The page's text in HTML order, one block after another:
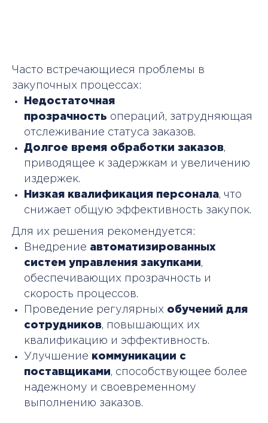
Часто встречающиеся проблемы в
закупочных процессах:
Недостаточная
прозрачность операций, затрудняющая
отслеживание статуса заказов.
Долгое время обработки заказов,
приводящее к задержкам и увеличению
издержек.
Низкая квалификация персонала, что
снижает общую эффективность закупок.
Для их решения рекомендуется:
Внедрение автоматизированных
систем управления закупками,
обеспечивающих прозрачность и
скорость процессов.
Проведение регулярных обучений для
сотрудников, повышающих их
квалификацию и эффективность.
Улучшение коммуникации с
поставщиками, способствующее более
надежному и своевременному
выполнению заказов.